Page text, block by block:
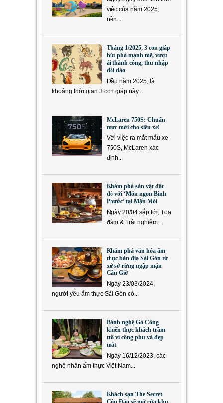
việc của năm 2025,
nền...
Tháng 1/2025, 3 con giáp
bứt phá mạnh mẽ, vượt
ải thành công, thu nhập
dồi dào
Đầu năm 2025, là
khoảng thời gian 3 con giáp này...
McLaren 750S: Chuẩn
mực mới cho siêu xe!
Với việc ra mắt mẫu xe
750S, McLaren xác
định...
Khám phá sản vật đất
đỏ với ‘Món ngon Bình
Phước’ tại Mặn Mòi
Ngày 20/04 sắp tới, Tọa
đàm & Trải nghiệm...
Khám phá văn hóa ẩm
thực bản địa Sài Gòn từ
xứ sở rừng ngập mặn
Cần Giờ
Ngày 23/03/2024,
người yêu ẩm thực Sài Gòn có...
Bánh nghệ Gò Công
khiến thực khách trầm
trồ vì công phu và đẹp
mắt
Ngày 16/12/2023, các
nghệ nhân ẩm thực Việt Nam...
Khách sạn The Secret
Côn Đảo sẽ mở cửa khu